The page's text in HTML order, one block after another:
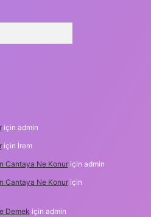
için admin
için İrem
Cantaya Ne Konuriçin admin
Cantaya Ne Konuriçin
Demek için admin